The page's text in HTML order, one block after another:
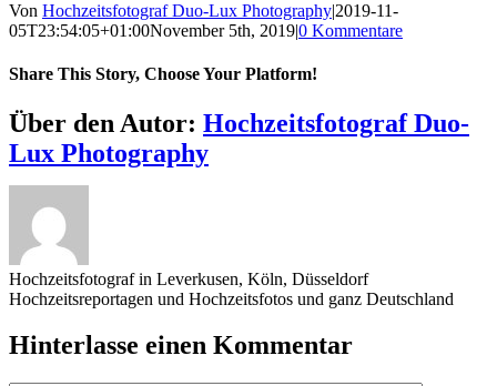
Von Hochzeitsfotograf Duo-Lux Photography|2019-11-
05T23:54:05+01:00November 5th, 2019|0 Kommentare
Share This Story, Choose Your Platform!
Sharing_facebook
Sharing_twitter
Sharing_reddit
Über den Autor: Hochzeitsfotograf Duo-
Lux Photography
Hochzeitsfotograf in Leverkusen, Köln, Düsseldorf
Hochzeitsreportagen und Hochzeitsfotos und ganz Deutschland
Hinterlasse einen Kommentar